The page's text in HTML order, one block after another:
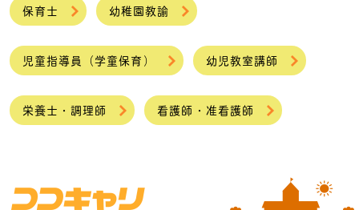
保育士 幼稚園教諭
児童指導員（学童保育） 幼児教室講師
栄養士・調理師 看護師・准看護師